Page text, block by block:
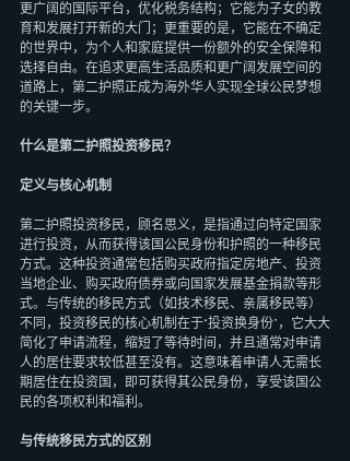
更广阔的国际平台，优化税务结构；它能为子女的教
育和发展打开新的大门；更重要的是，它能在不确定
的世界中，为个人和家庭提供一份额外的安全保障和
选择自由。在追求更高生活品质和更广阔发展空间的
道路上，第二护照正成为海外华人实现全球公民梦想
的关键一步。
什么是第二护照投资移民？
定义与核心机制
第二护照投资移民，顾名思义，是指通过向特定国家
进行投资，从而获得该国公民身份和护照的一种移民
方式。这种投资通常包括购买政府指定房地产、投资
当地企业、购买政府债券或向国家发展基金捐款等形
式。与传统的移民方式（如技术移民、亲属移民等）
不同，投资移民的核心机制在于“投资换身份”，它大大
简化了申请流程，缩短了等待时间，并且通常对申请
人的居住要求较低甚至没有。这意味着申请人无需长
期居住在投资国，即可获得其公民身份，享受该国公
民的各项权利和福利。
与传统移民方式的区别